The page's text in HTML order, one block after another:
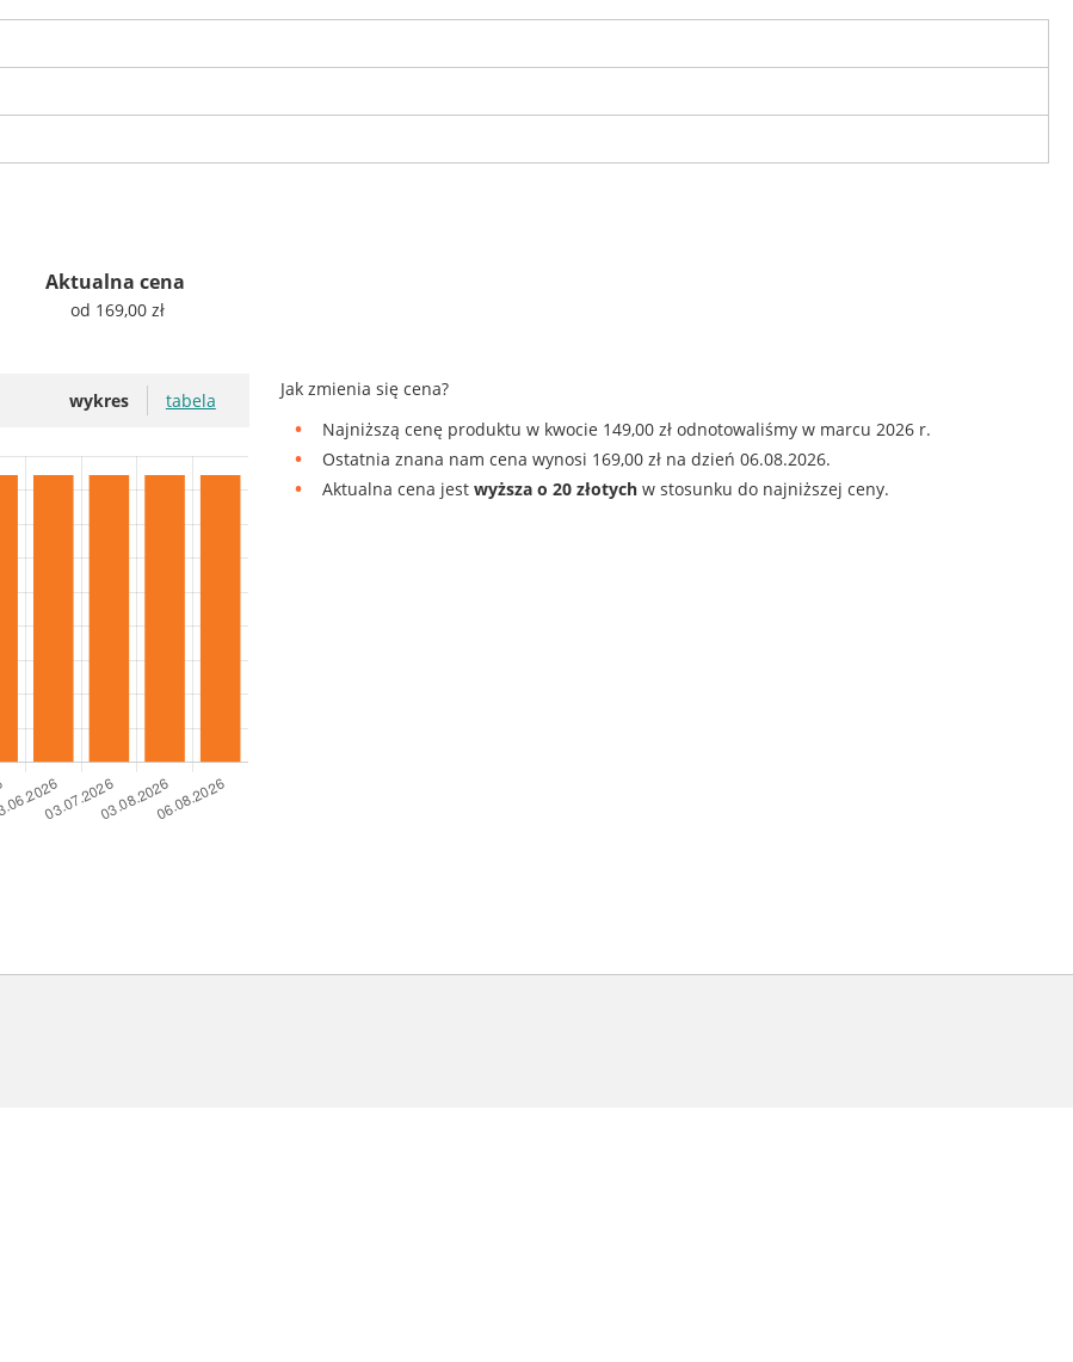
Aktualna cena
od 169,00 zł
wykres tabela
Jak zmienia się cena?
Najniższą cenę produktu w kwocie 149,00 zł odnotowaliśmy w marcu 2026 r.
Ostatnia znana nam cena wynosi 169,00 zł na dzień 06.08.2026.
Aktualna cena jestwyższa o 20 złotych w stosunku do najniższej ceny.